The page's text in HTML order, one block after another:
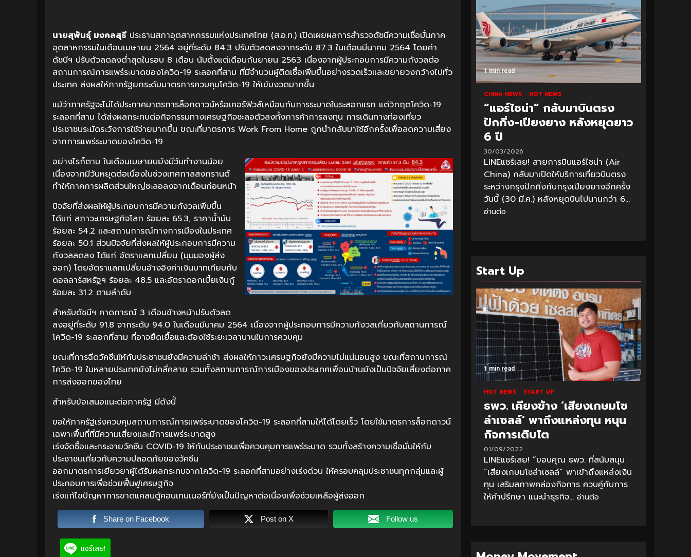
นายสุพันธุ์ มงคลสุธี ประธานสภาอุตสาหกรรมแห่งประเทศไทย (ส.อ.ท.) เปิดเผยผลการสำรวจดัชนีความเชื่อมั่นภาค
อุตสาหกรรมในเดือนเมษายน 2564 อยู่ที่ระดับ 84.3 ปรับตัวลดลงจากระดับ 87.3 ในเดือนมีนาคม 2564 โดยค่า
ดัชนีฯ ปรับตัวลดลงต่ำสุดในรอบ 8 เดือน นับตั้งแต่เดือนกันยายน 2563 เนื่องจากผู้ประกอบการมีความกังวลต่อ
สถานการณ์การแพร่ระบาดของโควิด-19 ระลอกที่สาม ที่มีจำนวนผู้ติดเชื้อเพิ่มขึ้นอย่างรวดเร็วและขยายวงกว้างไปทั่ว
ประเทศ ส่งผลให้ภาครัฐยกระดับมาตรการควบคุมโควิด-19 ให้เข้มงวดมากขึ้น
แม้ว่าภาครัฐจะไม่ได้ประกาศมาตรการล็อกดาวน์หรือเคอร์ฟิวส์เหมือนกับการระบาดในระลอกแรก แต่วิกฤตโควิด-19
ระลอกที่สาม ได้ส่งผลกระทบต่อกิจกรรมทางเศรษฐกิจชะลอตัวลงทั้งการค้าการลงทุน การเดินทางท่องเที่ยว
ประชาชนระมัดระวังการใช้จ่ายมากขึ้น ขณะที่มาตรการ Work From Home ถูกนำกลับมาใช้อีกครั้งเพื่อลดความเสี่ยง
จากการแพร่ระบาดของโควิด-19
อย่างไรก็ตาม ในเดือนเมษายนยังมีวันทำงานน้อย
เนื่องจากมีวันหยุดต่อเนื่องในช่วงเทศกาลสงกรานต์
ทำให้ภาคการผลิตส่วนใหญ่ชะลอลงจากเดือนก่อนหน้า
ปัจจัยที่ส่งผลให้ผู้ประกอบการมีความกังวลเพิ่มขึ้น
ได้แก่ สภาวะเศรษฐกิจโลก ร้อยละ 65.3, ราคาน้ำมัน
ร้อยละ 54.2 และสถานการณ์ทางการเมืองในประเทศ
ร้อยละ 50.1 ส่วนปัจจัยที่ส่งผลให้ผู้ประกอบการมีความ
กังวลลดลง ได้แก่ อัตราแลกเปลี่ยน (มุมมองผู้ส่ง
ออก) โดยอัตราแลกเปลี่ยนอ้างอิงค่าเงินบาทเทียบกับ
ดอลลาร์สหรัฐฯ ร้อยละ 48.5 และอัตราดอกเบี้ยเงินกู้
ร้อยละ 31.2 ตามลำดับ
สำหรับดัชนีฯ คาดการณ์ 3 เดือนข้างหน้าปรับตัวลด
ลงอยู่ที่ระดับ 91.8 จากระดับ 94.0 ในเดือนมีนาคม 2564 เนื่องจากผู้ประกอบการมีความกังวลเกี่ยวกับสถานการณ์
โควิด-19 ระลอกที่สาม ที่อาจยืดเยื้อและต้องใช้ระยะเวลานานในการควบคุม
ขณะที่การฉีดวัคซีนให้กับประชาชนยังมีความล่าช้า ส่งผลให้ภาวะเศรษฐกิจยังมีความไม่แน่นอนสูง ขณะที่สถานการณ์
โควิด-19 ในหลายประเทศยังไม่คลี่คลาย รวมทั้งสถานการณ์การเมืองของประเทศเพื่อนบ้านยังเป็นปัจจัยเสี่ยงต่อภาค
การส่งออกของไทย
สำหรับข้อเสนอแนะต่อภาครัฐ มีดังนี้
ขอให้ภาครัฐเร่งควบคุมสถานการณ์การแพร่ระบาดของโควิด-19 ระลอกที่สามให้ได้โดยเร็ว โดยใช้มาตรการล็อกดาวน์
เฉพาะพื้นที่ที่มีความเสี่ยงและมีการแพร่ระบาดสูง
เร่งจัดซื้อและกระจายวัคซีน COVID-19 ให้กับประชาชนเพื่อควบคุมการแพร่ระบาด รวมทั้งสร้างความเชื่อมั่นให้กับ
ประชาชนเกี่ยวกับความปลอดภัยของวัคซีน
ออกมาตรการเยียวยาผู้ได้รับผลกระทบจากโควิด-19 ระลอกที่สามอย่างเร่งด่วน ให้ครอบคลุมประชาชนทุกกลุ่มและผู้
ประกอบการเพื่อช่วยฟื้นฟูเศรษฐกิจ
เร่งแก้ไขปัญหาการขาดแคลนตู้คอนเทนเนอร์ที่ยังเป็นปัญหาต่อเนื่องเพื่อช่วยเหลือผู้ส่งออก
Share on Facebook Post on X Follow us
แชร์เลย!
1 min read
CHINA NEWS HOT NEWS
“แอร์ไชน่า” กลับมาบินตรง
ปักกิ่ง-เปียงยาง หลังหยุดยาว
6 ปี
30/03/2026
LINEแชร์เลย! สายการบินแอร์ไชน่า (Air
China) กลับมาเปิดให้บริการเที่ยวบินตรง
ระหว่างกรุงปักกิ่งกับกรุงเปียงยางอีกครั้ง
วันนี้ (30 มี.ค.) หลังหยุดบินไปนานกว่า 6...
อ่านต่อ
Start Up
1 min read
HOT NEWS START UP
ธพว. เคียงข้าง ‘เสียงเกษมโซ
ล่าเซลล์’ พาถึงแหล่งทุน หนุน
กิจการเติบโต
01/09/2022
LINEแชร์เลย! “ขอบคุณ ธพว. ที่สนับสนุน
“เสียงเกษมโซล่าเซลล์” พาเข้าถึงแหล่งเงิน
ทุน เสริมสภาพคล่องกิจการ ควบคู่กับการ
ให้คำปรึกษา แนะนำธุรกิจ... อ่านต่อ